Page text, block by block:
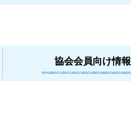
協会会員向け情報